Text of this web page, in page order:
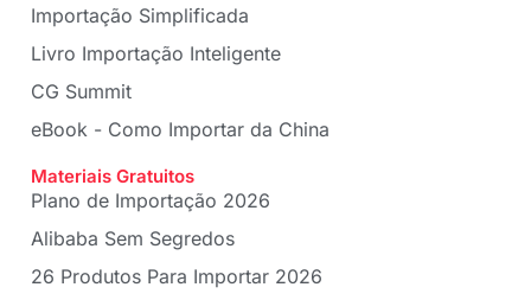
Importação Simplificada
Livro Importação Inteligente
CG Summit
eBook - Como Importar da China
Materiais Gratuitos
Plano de Importação 2026
Alibaba Sem Segredos
26 Produtos Para Importar 2026